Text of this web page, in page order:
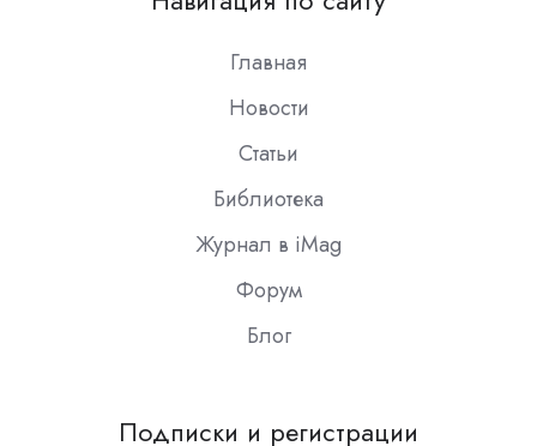
Slack
Главная
Новости
Статьи
Библиотека
Журнал в iMag
Форум
Блог
Подписки и регистрации